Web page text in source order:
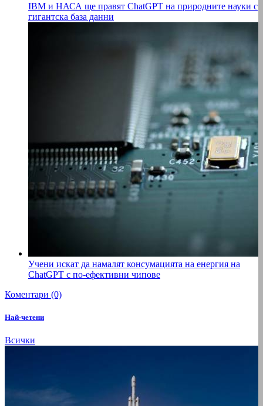
IBM и НАСА ще правят ChatGPT на природните науки с
гигантска база данни
Учени искат да намалят консумацията на енергия на
ChatGPT с по-ефективни чипове
Коментари (0)
Най-четени
Всички